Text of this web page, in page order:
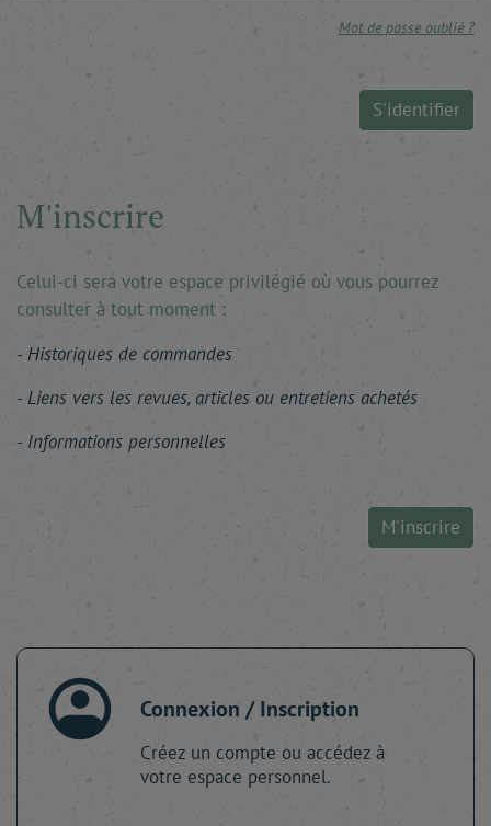
Mot de passe oublié ?
S'identifier
M'inscrire
Celui-ci sera votre espace privilégié où vous pourrez
consulter à tout moment :
Historiques de commandes
Liens vers les revues, articles ou entretiens achetés
Informations personnelles
M'inscrire
Connexion / Inscription
Créez un compte ou accédez à
votre espace personnel.